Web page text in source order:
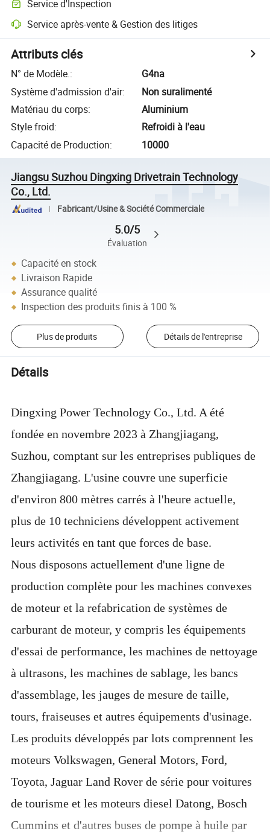
Service d'Inspection
Service après-vente & Gestion des litiges
Attributs clés
N° de Modèle.:
G4na
Système d'admission d'air:
Non suralimenté
Matériau du corps:
Aluminium
Style froid:
Refroidi à l'eau
Capacité de Production: 10000
Jiangsu Suzhou Dingxing Drivetrain Technology
Co., Ltd.
Fabricant/Usine & Société Commerciale
5.0/5
Évaluation
Capacité en stock
Livraison Rapide
Assurance qualité
Inspection des produits finis à 100 %
Plus de produits Détails de l'entreprise
Détails
Dingxing Power Technology Co., Ltd. A été
fondée en novembre 2023 à Zhangjiagang,
Suzhou, comptant sur les entreprises publiques de
Zhangjiagang. L'usine couvre une superficie
d'environ 800 mètres carrés à l'heure actuelle,
plus de 10 techniciens développent activement
leurs activités en tant que forces de base.
Nous disposons actuellement d'une ligne de
production complète pour les machines convexes
de moteur et la refabrication de systèmes de
carburant de moteur, y compris les équipements
d'essai de performance, les machines de nettoyage
à ultrasons, les machines de sablage, les bancs
d'assemblage, les jauges de mesure de taille,
tours, fraiseuses et autres équipements d'usinage.
Les produits développés par lots comprennent les
moteurs Volkswagen, General Motors, Ford,
Toyota, Jaguar Land Rover de série pour voitures
de tourisme et les moteurs diesel Datong, Bosch
Cummins et d'autres buses de pompe à huile par